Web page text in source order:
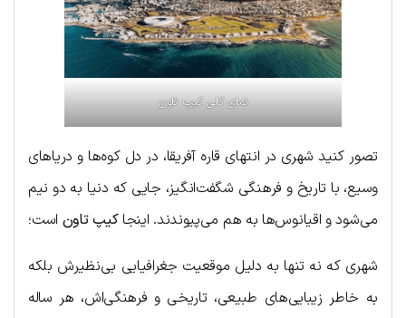
نمای کلی کیپ تاون
تصور کنید شهری در انتهای قاره آفریقا، در دل کوه‌ها و دریاهای
وسیع، با تاریخ و فرهنگی شگفت‌انگیز، جایی که دنیا به دو نیم
می‌شود و اقیانوس‌ها به هم می‌پیوندند. اینجاکیپ تاون است؛
شهری که نه تنها به دلیل موقعیت جغرافیایی بی‌نظیرش بلکه
به خاطر زیبایی‌های طبیعی، تاریخی و فرهنگی‌اش، هر ساله